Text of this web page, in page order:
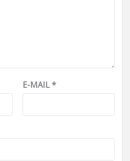
E-MAIL*